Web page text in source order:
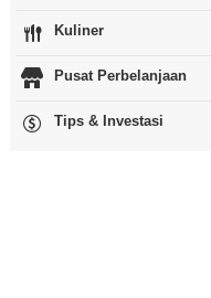
Kuliner
Pusat Perbelanjaan
Tips & Investasi